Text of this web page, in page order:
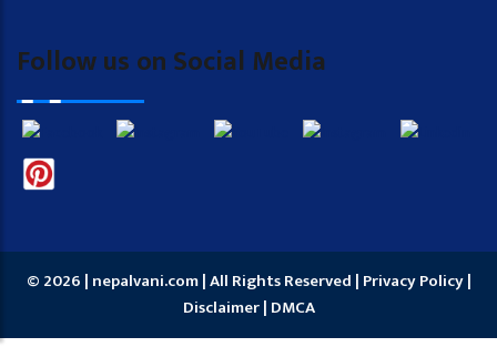
Follow us on Social Media
© 2026 | nepalvani.com | All Rights Reserved | Privacy Policy|
Disclaimer| DMCA